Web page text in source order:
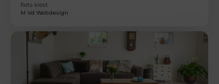
fiets kiest
M Vd Webdesign